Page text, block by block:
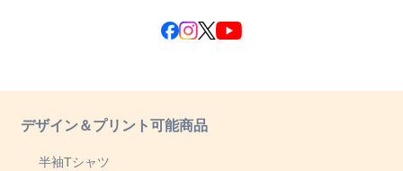
デザイン＆プリント可能商品
半袖Tシャツ